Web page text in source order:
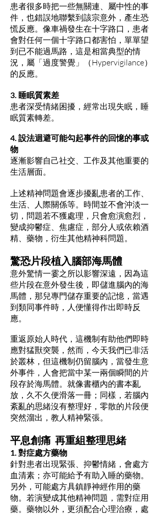
患者很多時把一些無關連、屬中性的事
件，也錯誤地聯繫到該宗意外，產生恐
慌反應。像車禍發生在十字路口，患者
會對任何一個十字路口都害怕，單單望
到已不能過馬路，這是相當典型的情
況，屬「過度警覺」（Hypervigilance）
的反應。
3. 睡眠質素差
患者深受情緒困擾，經常出現失眠，睡
眠質素轉差。
4. 設法迴避可能勾起事件的回憶的事或
物
逐漸影響自己社交、工作及其他重要的
生活層面。
上述精神問題會逐步擾亂患者的工作、
生活、人際關係等。 時間並不會沖淡一
切，問題若不獲處理，只會愈演愈烈，
變成抑鬱症、焦慮症，部分人或依賴酒
精、藥物，衍生其他精神科問題。
驚恐片段植入腦部海馬體
意外驚情一霎之所以影響深遠，因為這
些片段在意外發生後，即儲進腦內的海
馬體，那兒專門儲存重要的記憶，當遇
到類同事件時，人便懂得作出即時反
應。
重返原始人時代，這機制有助他們即時
應對猛獸突襲，然而，今天我們已非活
於叢林，但這機制仍留腦內，當發生意
外事件，人會把當中某一兩個瞬間的片
段存於海馬體。就像書櫃內的書本亂
放，久不久便滑落一冊；同樣，若腦內
紊亂的思緒沒有整理好，零散的片段便
突然溜出，教人精神緊張。
平息創痛 再重組整理思緒
1. 對症處方藥物
針對患者出現緊張、抑鬱情緒，會處方
血清素；亦可能給予有助入睡的藥物。
另外，可能處方具鎮靜神經作用的藥
物。若演變成其他精神問題，需對症用
藥。藥物以外，更須配合心理治療，處